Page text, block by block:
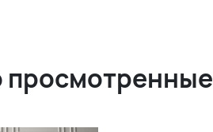
просмотренные